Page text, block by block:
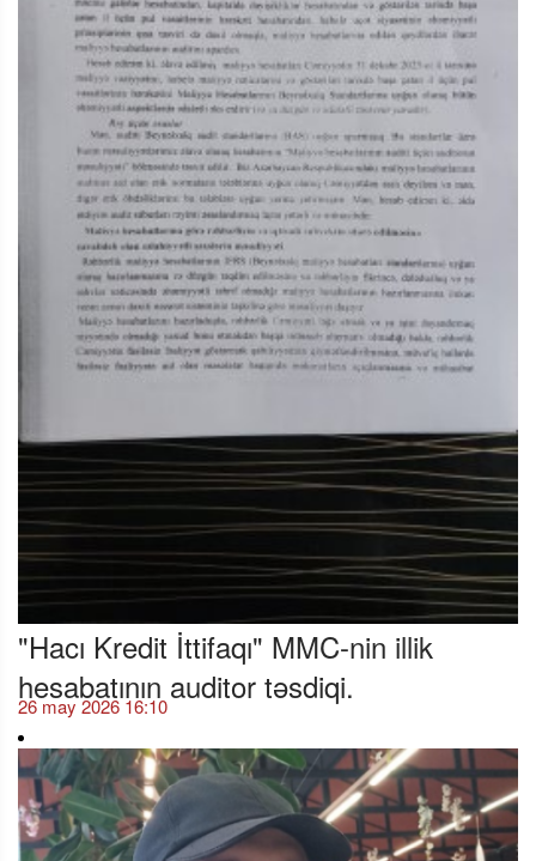
"Hacı Kredit İttifaqı" MMC-nin illik
hesabatının auditor təsdiqi.
26 may 2026 16:10